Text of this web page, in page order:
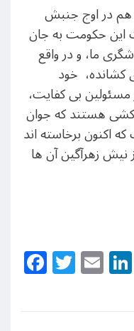
هم در اوج جنبش
این حکومت به جان
ما، و در واقع
کشانده، خود
بی کفایت،
کشی هستند که جوان
اکنون برخاسته اند
نیش زهرآگین آن ها